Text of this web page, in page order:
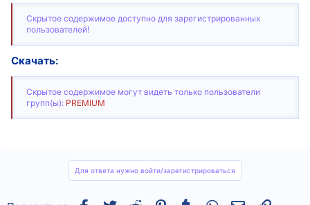
Скрытое содержимое доступно для зарегистрированных
пользователей!
Скачать:
Скрытое содержимое могут видеть только пользователи
групп(ы): PREMIUM
Для ответа нужно войти/зарегистрироваться